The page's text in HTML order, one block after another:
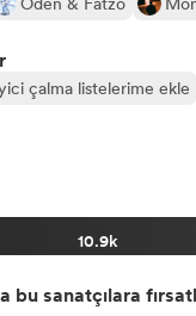
çalma listelerime ekle
10.9k
bu sanatçılara